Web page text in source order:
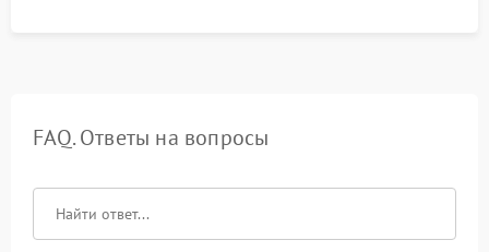
FAQ. Ответы на вопросы